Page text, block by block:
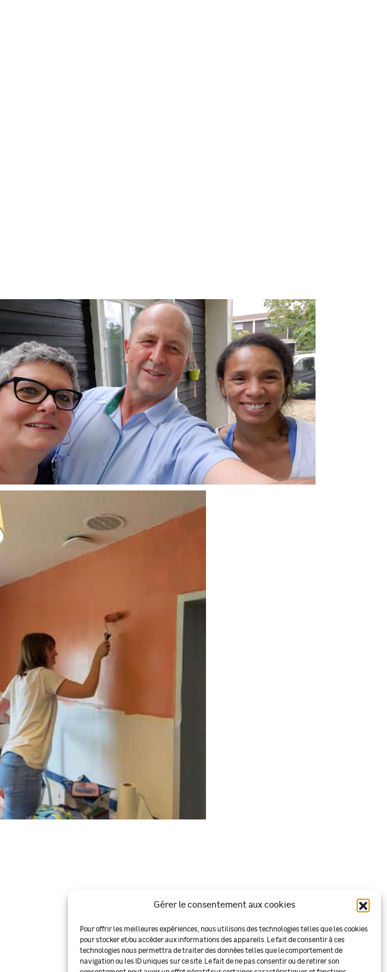
Gérer le consentement aux cookies
Pour offrir les meilleures expériences, nous utilisons des technologies telles que les cookies
pour stocker et/ou accéder aux informations des appareils. Le fait de consentir à ces
technologies nous permettra de traiter des données telles que le comportement de
navigation ou les ID uniques sur ce site. Le fait de ne pas consentir ou de retirer son